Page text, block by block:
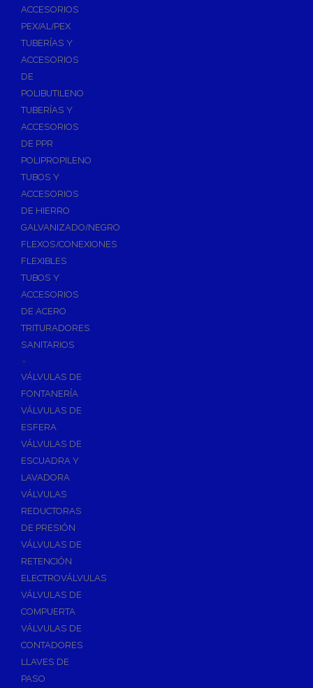
ACCESORIOS
PEX/AL/PEX
TUBERÍAS Y
ACCESORIOS
DE
POLIBUTILENO
TUBERÍAS Y
ACCESORIOS
DE PPR
POLIPROPILENO
TUBOS Y
ACCESORIOS
DE HIERRO
GALVANIZADO/NEGRO
FLEXOS/CONEXIONES
FLEXIBLES
TUBOS Y
ACCESORIOS
DE ACERO
TRITURADORES
SANITARIOS
+
VÁLVULAS DE
FONTANERÍA
VÁLVULAS DE
ESFERA
VÁLVULAS DE
ESCUADRA Y
LAVADORA
VÁLVULAS
REDUCTORAS
DE PRESIÓN
VÁLVULAS DE
RETENCIÓN
ELECTROVÁLVULAS
VÁLVULAS DE
COMPUERTA
VÁLVULAS DE
CONTADORES
LLAVES DE
PASO